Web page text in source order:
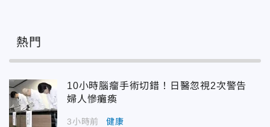
熱門
10小時腦瘤手術切錯！日醫忽視2次警告
婦人慘癱瘓
3小時前 健康